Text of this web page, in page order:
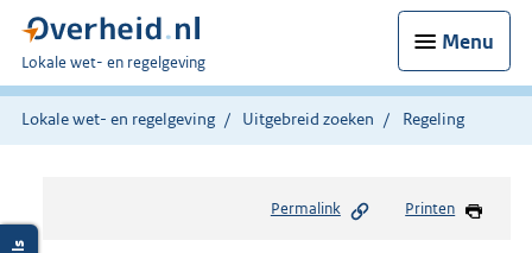
Menu
U
bent
hier:
Lokale wet- en regelgeving
Lokale wet- en regelgeving Uitgebreid zoeken Regeling
Permalink Printen